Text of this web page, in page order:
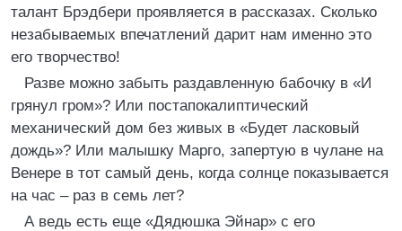
талант Брэдбери проявляется в рассказах. Сколько
незабываемых впечатлений дарит нам именно это
его творчество!
Разве можно забыть раздавленную бабочку в «И
грянул гром»? Или постапокалиптический
механический дом без живых в «Будет ласковый
дождь»? Или малышку Марго, запертую в чулане на
Венере в тот самый день, когда солнце показывается
на час – раз в семь лет?
А ведь есть еще «Дядюшка Эйнар» с его